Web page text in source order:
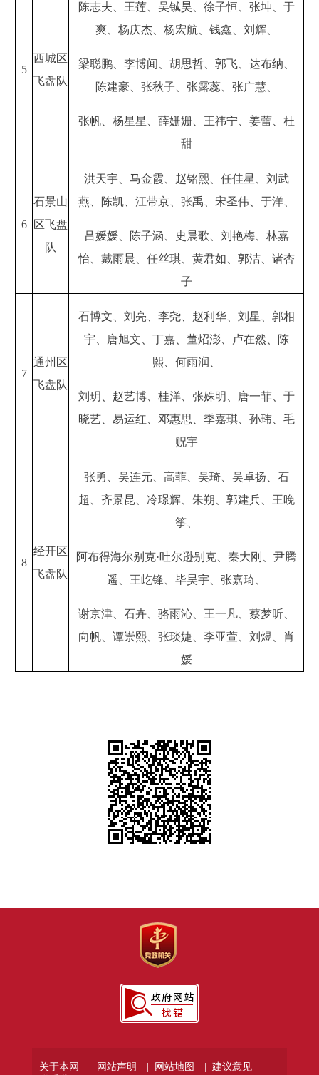
5
西城区
飞盘队
陈志夫、王莲、吴铖昊、徐子恒、张坤、于
爽、杨庆杰、杨宏航、钱鑫、刘辉、
梁聪鹏、李博闻、胡思哲、郭飞、达布纳、
陈建豪、张秋子、张露蕊、张广慧、
张帆、杨星星、薛姗姗、王祎宁、姜蕾、杜
甜
6
石景山
区飞盘
队
洪天宇、马金霞、赵铭熙、任佳星、刘武
燕、陈凯、江带京、张禹、宋圣伟、于洋、
吕媛媛、陈子涵、史晨歌、刘艳梅、林嘉
怡、戴雨晨、任丝琪、黄君如、郭洁、诸杏
子
7
通州区
飞盘队
石博文、刘亮、李尧、赵利华、刘星、郭相
宇、唐旭文、丁嘉、董炤澎、卢在然、陈
熙、何雨润、
刘玥、赵艺博、桂洋、张姝明、唐一菲、于
晓艺、易运红、邓惠思、季嘉琪、孙玮、毛
贶宇
8
经开区
飞盘队
张勇、吴连元、高菲、吴琦、吴卓扬、石
超、齐景昆、冷璟辉、朱朔、郭建兵、王晚
筝、
阿布得海尔别克·吐尔逊别克、秦大刚、尹腾
遥、王屹锋、毕昊宇、张嘉琦、
谢京津、石卉、骆雨沁、王一凡、蔡梦昕、
向帆、谭崇熙、张琰婕、李亚萱、刘煜、肖
媛
关于本网 | 网站声明 | 网站地图 |
建议意见 |